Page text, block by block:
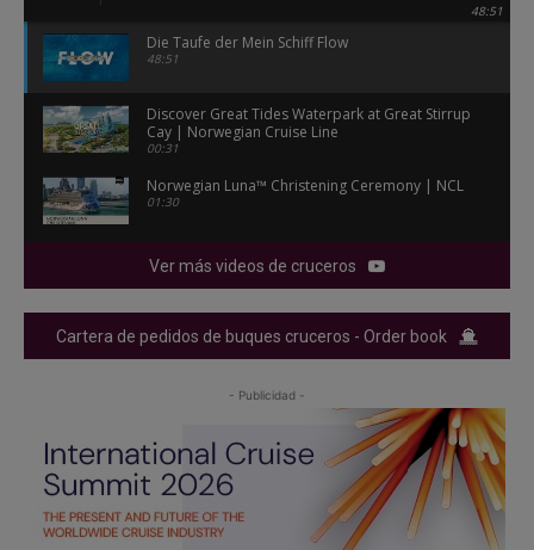
48:51
Die Taufe der Mein Schiff Flow
48:51
Discover Great Tides Waterpark at Great Stirrup
Cay | Norwegian Cruise Line
00:31
Norwegian Luna™ Christening Ceremony | NCL
01:30
Ver más videos de cruceros
Cartera de pedidos de buques cruceros - Order book
- Publicidad -